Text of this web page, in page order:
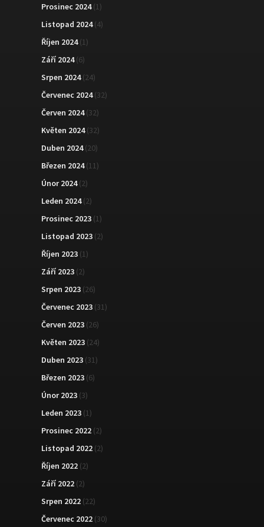
Prosinec 2024(1)
Listopad 2024(4)
Říjen 2024(1)
Září 2024(6)
Srpen 2024(24)
Červenec 2024(32)
Červen 2024(32)
Květen 2024(32)
Duben 2024(20)
Březen 2024(11)
Únor 2024(2)
Leden 2024(2)
Prosinec 2023 (1)
Listopad 2023 (2)
Říjen 2023 (1)
Září 2023 (2)
Srpen 2023 (26)
Červenec 2023 (31)
Červen 2023 (26)
Květen 2023 (24)
Duben 2023 (31)
Březen 2023 (6)
Únor 2023 (3)
Leden 2023 (1)
Prosinec 2022 (2)
Listopad 2022 (2)
Říjen 2022 (2)
Září 2022 (2)
Srpen 2022 (22)
Červenec 2022 (30)